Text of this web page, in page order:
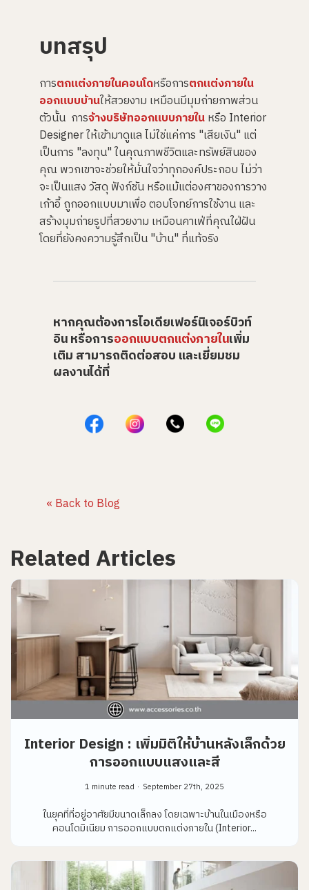
บทสรุป
การตกแต่งภายในคอนโดหรือการตกแต่งภายใน
ออกแบบบ้านให้สวยงาม เหมือนมีมุมถ่ายภาพส่วน
ตัวนั้น การจ้างบริษัทออกแบบภายในหรือ Interior
Designer ให้เข้ามาดูแล ไม่ใช่แค่การ "เสียเงิน" แต่
เป็นการ "ลงทุน" ในคุณภาพชีวิตและทรัพย์สินของ
คุณ พวกเขาจะช่วยให้มั่นใจว่าทุกองค์ประกอบ ไม่ว่า
จะเป็นแสง วัสดุ ฟังก์ชัน หรือแม้แต่องศาของการวาง
เก้าอี้ ถูกออกแบบมาเพื่อ ตอบโจทย์การใช้งาน และ
สร้างมุมถ่ายรูปที่สวยงาม เหมือนคาเฟ่ที่คุณใฝ่ฝัน
โดยที่ยังคงความรู้สึกเป็น "บ้าน" ที่แท้จริง
หากคุณต้องการไอเดียเฟอร์นิเจอร์บิวท์
อิน หรือการออกแบบตกแต่งภายในเพิ่ม
เติม สามารถติดต่อสอบ และเยี่ยมชม
ผลงานได้ที่
« Back to Blog
Related Articles
Interior Design : เพิ่มมิติให้บ้านหลังเล็กด้วย
การออกแบบแสงและสี
1 minute read September 27th, 2025
ในยุคที่ที่อยู่อาศัยมีขนาดเล็กลง โดยเฉพาะบ้านในเมืองหรือ
คอนโดมิเนียม การออกแบบตกแต่งภายใน (Interior...